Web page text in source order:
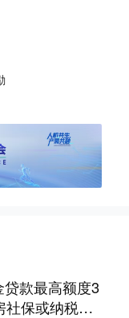
款最高额度3
社保或纳税满